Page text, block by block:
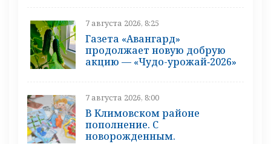
7 августа 2026, 8:25
Газета «Авангард»
продолжает новую добрую
акцию — «Чудо-урожай‑2026»
7 августа 2026, 8:00
В Климовском районе
пополнение. С
новорожденным.